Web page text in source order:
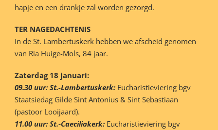
hapje en een drankje zal worden gezorgd.
TER NAGEDACHTENIS
In de St. Lambertuskerk hebben we afscheid genomen
van Ria Huige-Mols, 84 jaar.
Zaterdag 18 januari:
09.30 uur: St.-Lambertuskerk: Eucharistieviering bgv
Staatsiedag Gilde Sint Antonius & Sint Sebastiaan
(pastoor Looijaard).
11.00 uur: St.-Caeciliakerk: Eucharistieviering bgv